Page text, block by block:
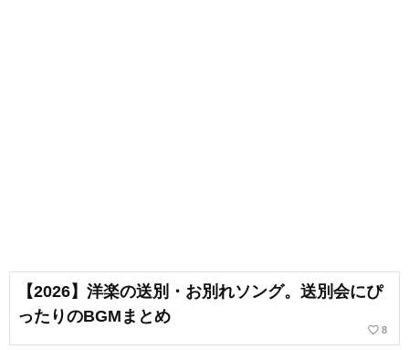
【2026】洋楽の送別・お別れソング。送別会にぴ
ったりのBGMまとめ
favorite_border 8